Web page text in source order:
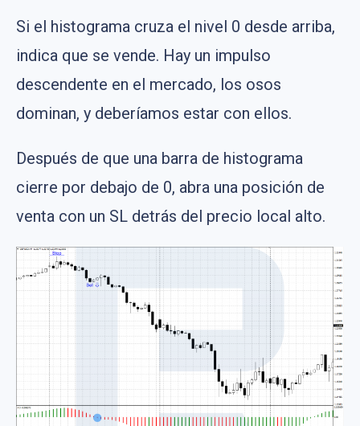
Si el histograma cruza el nivel 0 desde arriba,
indica que se vende. Hay un impulso
descendente en el mercado, los osos
dominan, y deberíamos estar con ellos.
Después de que una barra de histograma
cierre por debajo de 0, abra una posición de
venta con un SL detrás del precio local alto.